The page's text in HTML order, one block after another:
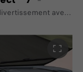
avec
Android. Ce